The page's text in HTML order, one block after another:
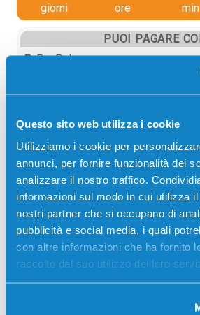
Questo sito web utilizza i cookie
Utilizziamo i cookie per
annunci, per fornire funzionalità dei
analizzare il nostro traffico.
informazioni sul modo in cui utilizza
nostri partner che si occupano di
pubblicità e social media, i quali
con altre informazioni che ha fornito
raccolto dal suo utilizzo dei loro
giorni
ore
min
PUOI PAGARE
PayPal
Bonifico bancario
Descrizione
Toner originale Olivetti B0719
pagine per Stampanti: Olivetti D-